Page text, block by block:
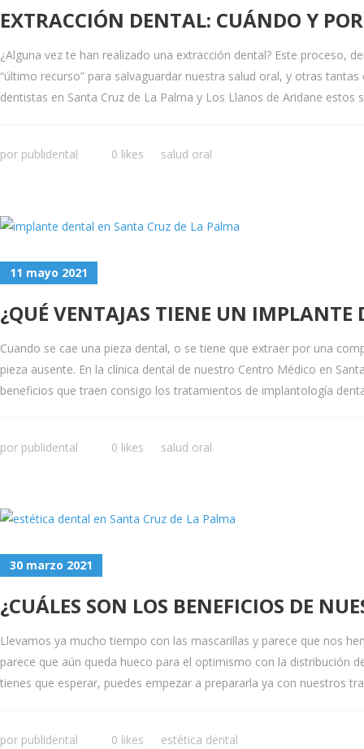
EXTRACCIÓN DENTAL: CUÁNDO Y
¿Alguna vez te han realizado una extracción dental? Este proceso,
“último recurso” para salvaguardar nuestra salud oral, y otras
dentistas en Santa Cruz de La Palma y Los Llanos de Aridane
por publidental 0 likes salud oral
11 mayo 2021
¿QUÉ VENTAJAS TIENE UN IMPLANTE
Cuando se cae una pieza dental, o se tiene que extraer por una
pieza ausente. En la clínica dental de nuestro Centro Médico en
beneficios que traen consigo los tratamientos de implantología
por publidental 0 likes salud oral
30 marzo 2021
¿CUÁLES SON LOS BENEFICIOS DE
Llevamos ya mucho tiempo con las mascarillas y parece que nos
parece que aún queda hueco para el optimismo con la distribución
tienes que esperar, puedes empezar a prepararla ya con nuestros
por publidental 0 likes estética dental